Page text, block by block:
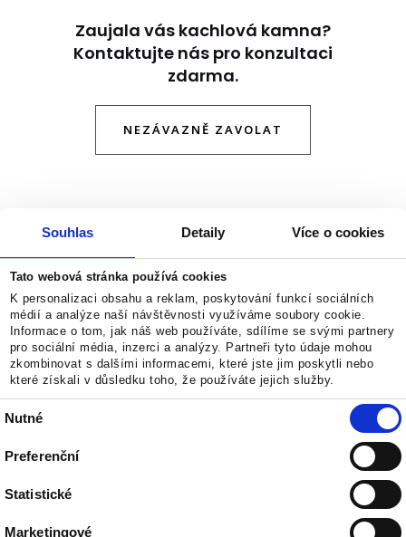
Souhlas Detaily Více o cookies
Tato webová stránka používá cookies
K personalizaci obsahu a reklam, poskytování funkcí sociálních
médií a analýze naší návštěvnosti využíváme soubory cookie.
Informace o tom, jak náš web používáte, sdílíme se svými partnery
pro sociální média, inzerci a analýzy. Partneři tyto údaje mohou
zkombinovat s dalšími informacemi, které jste jim poskytli nebo
které získali v důsledku toho, že používáte jejich služby.
Nutné
Preferenční
Statistické
Marketingové
Zaujala vás kachlová kamna?
Kontaktujte nás pro konzultaci
zdarma.
NEZÁVAZNĚ ZAVOLAT